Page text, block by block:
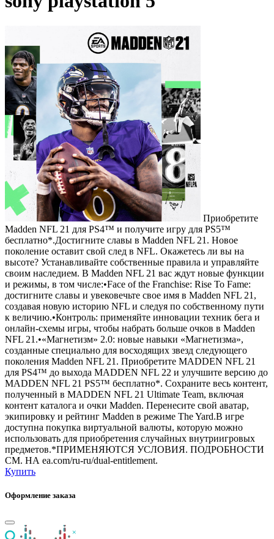
Приобретите
Madden NFL 21 для PS4™ и получите игру для PS5™
бесплатно*.Достигните славы в Madden NFL 21. Новое
поколение оставит свой след в NFL. Окажетесь ли вы на
высоте? Устанавливайте собственные правила и управляйте
своим наследием. В Madden NFL 21 вас ждут новые функции
и режимы, в том числе:•Face of the Franchise: Rise To Fame:
достигните славы и увековечьте свое имя в Madden NFL 21,
создавая новую историю NFL и следуя по собственному пути
к величию.•Контроль: применяйте инновации техник бега и
онлайн-схемы игры, чтобы набрать больше очков в Madden
NFL 21.•«Магнетизм» 2.0: новые навыки «Магнетизма»,
созданные специально для восходящих звезд следующего
поколения Madden NFL 21. Приобретите MADDEN NFL 21
для PS4™ до выхода MADDEN NFL 22 и улучшите версию до
MADDEN NFL 21 PS5™ бесплатно*. Сохраните весь контент,
полученный в MADDEN NFL 21 Ultimate Team, включая
контент каталога и очки Madden. Перенесите свой аватар,
экипировку и рейтинг Madden в режиме The Yard.В игре
доступна покупка виртуальной валюты, которую можно
использовать для приобретения случайных внутриигровых
предметов.*ПРИМЕНЯЮТСЯ УСЛОВИЯ. ПОДРОБНОСТИ
СМ. НА ea.com/ru-ru/dual-entitlement.
Купить
Оформление заказа